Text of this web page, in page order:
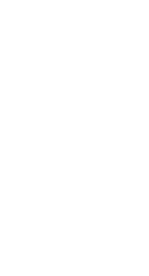
für Übungshilfe, 80 cm
Auswahl